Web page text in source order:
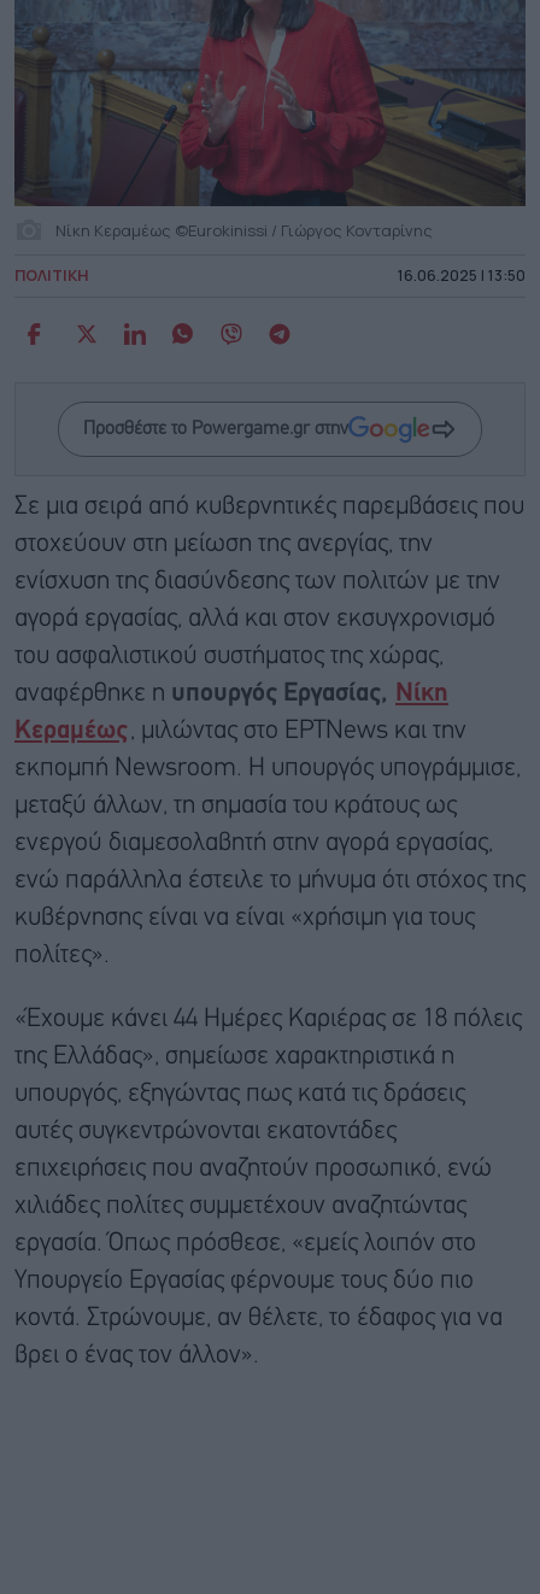
Νίκη Κεραμέως ©Eurokinissi / Γιώργος Κονταρίνης
ΠΟΛΙΤΙΚΗ 16.06.2025 | 13:50
Προσθέστε το Powergame.gr στην
Σε μια σειρά από κυβερνητικές παρεμβάσεις που
στοχεύουν στη μείωση της ανεργίας, την
ενίσχυση της διασύνδεσης των πολιτών με την
αγορά εργασίας, αλλά και στον εκσυγχρονισμό
του ασφαλιστικού συστήματος της χώρας,
αναφέρθηκε η υπουργός Εργασίας,
Νίκη
Κεραμέως, μιλώντας στο ΕΡΤNews και την
εκπομπή Newsroom. Η υπουργός υπογράμμισε,
μεταξύ άλλων, τη σημασία του κράτους ως
ενεργού διαμεσολαβητή στην αγορά εργασίας,
ενώ παράλληλα έστειλε το μήνυμα ότι στόχος της
κυβέρνησης είναι να είναι «χρήσιμη για τους
πολίτες».
«Έχουμε κάνει 44 Ημέρες Καριέρας σε 18 πόλεις
της Ελλάδας», σημείωσε χαρακτηριστικά η
υπουργός, εξηγώντας πως κατά τις δράσεις
αυτές συγκεντρώνονται εκατοντάδες
επιχειρήσεις που αναζητούν προσωπικό, ενώ
χιλιάδες πολίτες συμμετέχουν αναζητώντας
εργασία. Όπως πρόσθεσε, «εμείς λοιπόν στο
Υπουργείο Εργασίας φέρνουμε τους δύο πιο
κοντά. Στρώνουμε, αν θέλετε, το έδαφος για να
βρει ο ένας τον άλλον».